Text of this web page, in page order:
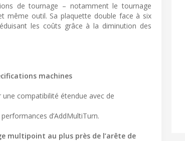
de tournage – notamment le tournage
même outil. Sa plaquette double face à six
les coûts grâce à la diminution des
machines
compatibilité étendue avec de
d’AddMultiTurn.
multipoint au plus près de l’arête de